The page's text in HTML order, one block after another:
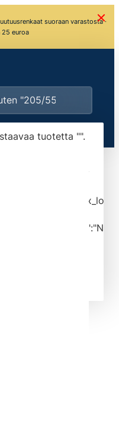
suoraan varastosta ·
euroa
tuotetta "".
data-page="1"
start="1" data-